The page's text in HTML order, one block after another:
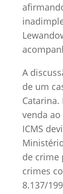
A
de um
venda
ICMS
de crime
crimes
8.137/